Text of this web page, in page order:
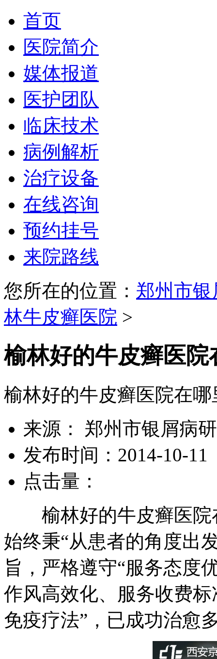
首页
医院简介
媒体报道
医护团队
临床技术
病例解析
治疗设备
在线咨询
预约挂号
来院路线
您所在的位置： 郑州市
林牛皮癣医院 >
榆林好的牛皮癣医院
榆林好的牛皮癣医院在哪
来源： 郑州市银屑病
发布时间：2014-10-11
点击量：
榆林好的牛皮癣医院
始终秉“从患者的角度出
旨，严格遵守“服务态度
作风高效化、服务收费
免疫疗法”，已成功治愈